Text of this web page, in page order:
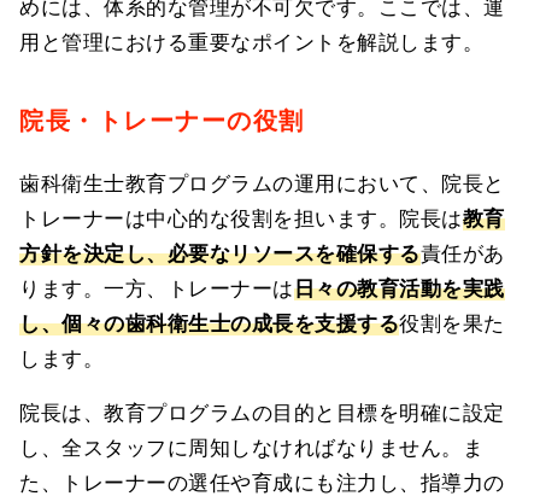
めには、体系的な管理が不可欠です。ここでは、運
用と管理における重要なポイントを解説します。
院長・トレーナーの役割
歯科衛生士教育プログラムの運用において、院長と
トレーナーは中心的な役割を担います。院長は教育
方針を決定し、必要なリソースを確保する責任があ
ります。一方、トレーナーは日々の教育活動を実践
し、個々の歯科衛生士の成長を支援する役割を果た
します。
院長は、教育プログラムの目的と目標を明確に設定
し、全スタッフに周知しなければなりません。ま
た、トレーナーの選任や育成にも注力し、指導力の